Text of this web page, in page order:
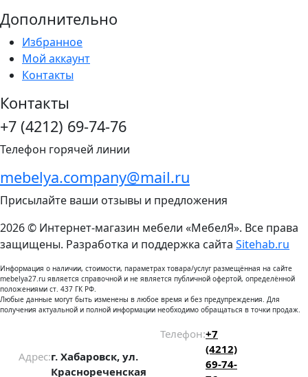
Дополнительно
Избранное
Мой аккаунт
Контакты
Контакты
+7 (4212) 69-74-76
Телефон горячей линии
mebelya.company@mail.ru
Присылайте ваши отзывы и предложения
2026 © Интернет-магазин мебели «МебелЯ». Все права
защищены. Разработка и поддержка сайта Sitehab.ru
Информация о наличии, стоимости, параметрах товара/услуг размещённая на сайте
mebelya27.ru является справочной и не является публичной офертой, определённой
положениями ст. 437 ГК РФ.
Любые данные могут быть изменены в любое время и без предупреждения. Для
получения актуальной и полной информации необходимо обращаться в точки продаж.
Адрес:г. Хабаровск, ул.
Краснореченская
Телефон:+7
(4212)
69-74-